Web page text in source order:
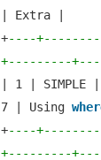
| Extra |
+----
+---------
| 1 | SIMPLE
7 | Using
+----
+---------